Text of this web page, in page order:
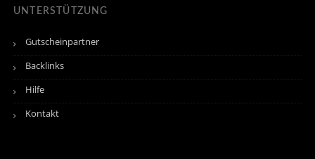
UNTERSTÜTZUNG
Gutscheinpartner
Backlinks
Hilfe
Kontakt